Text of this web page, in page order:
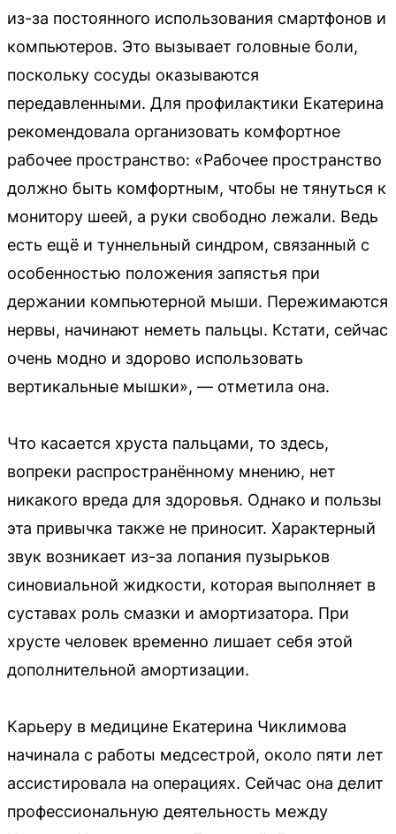
из-за постоянного использования смартфонов и
компьютеров. Это вызывает головные боли,
поскольку сосуды оказываются
передавленными. Для профилактики Екатерина
рекомендовала организовать комфортное
рабочее пространство: «Рабочее пространство
должно быть комфортным, чтобы не тянуться к
монитору шеей, а руки свободно лежали. Ведь
есть ещё и туннельный синдром, связанный с
особенностью положения запястья при
держании компьютерной мыши. Пережимаются
нервы, начинают неметь пальцы. Кстати, сейчас
очень модно и здорово использовать
вертикальные мышки», — отметила она.
Что касается хруста пальцами, то здесь,
вопреки распространённому мнению, нет
никакого вреда для здоровья. Однако и пользы
эта привычка также не приносит. Характерный
звук возникает из-за лопания пузырьков
синовиальной жидкости, которая выполняет в
суставах роль смазки и амортизатора. При
хрусте человек временно лишает себя этой
дополнительной амортизации.
Карьеру в медицине Екатерина Чиклимова
начинала с работы медсестрой, около пяти лет
ассистировала на операциях. Сейчас она делит
профессиональную деятельность между